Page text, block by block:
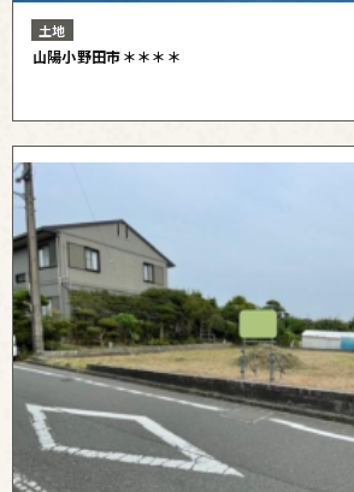
土地
山陽小野田市＊＊＊＊